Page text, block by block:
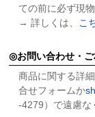
ての前に必ず現
→ 詳しくは、
こ
お問い合わせ・
商品に関する詳
合せフォームか
-4279）で遠慮な